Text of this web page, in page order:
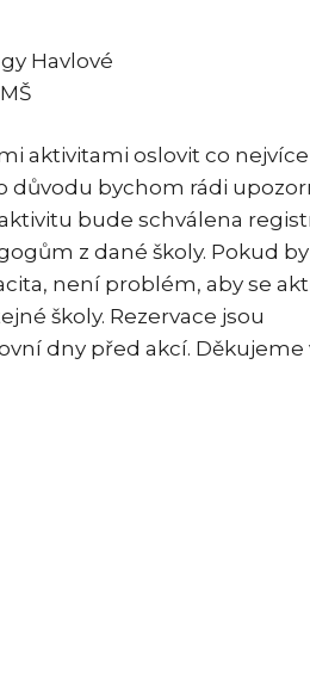
Havlové
aktivitami oslovit co nejvíce
důvodu bychom rádi
bude schválena
z dané školy. Pokud by
není problém, aby se
školy. Rezervace jsou
dny před akcí. Děkujeme